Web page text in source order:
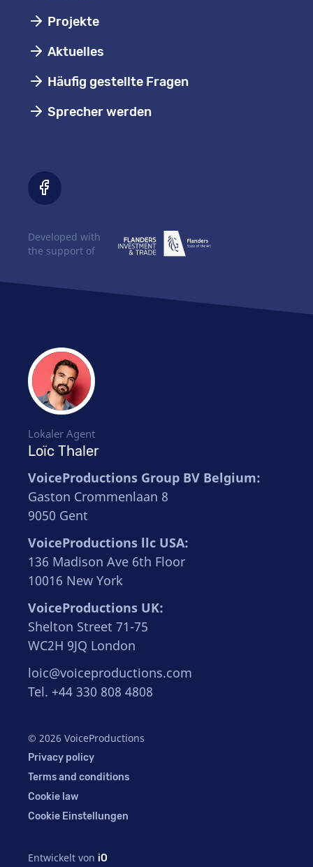
Projekte
Aktuelles
Häufig gestellte Fragen
Sprecher werden
Lokaler Agent
Loïc Thaler
VoiceProductions Group BV Belgium:
Gaston Crommenlaan 8
9050 Gent
VoiceProductions llc USA:
136 Madison Ave 6th Floor
10016 New York
VoiceProductions UK:
Shelton Street 71-75
WC2H 9JQ London
loic@voiceproductions.com
Tel. +44 330 808 4808
© 2026 VoiceProductions
Privacy policy
Terms and conditions
Cookie law
Cookie Einstellungen
Entwickelt von iO
Developed with
the support of